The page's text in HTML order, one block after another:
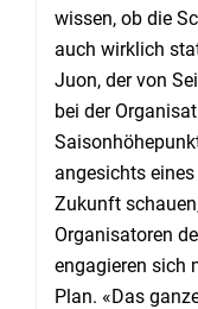
wissen, ob die
auch wirklich
Juon, der von
bei der
angesichts
Zukunft
Organisatoren
engagieren sich
Plan. «Das